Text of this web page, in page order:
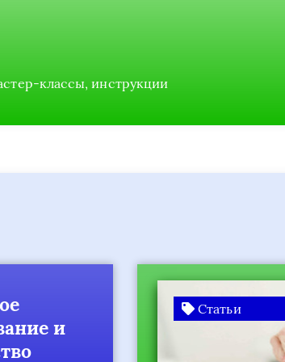
классы, инструкции
и
Статьи